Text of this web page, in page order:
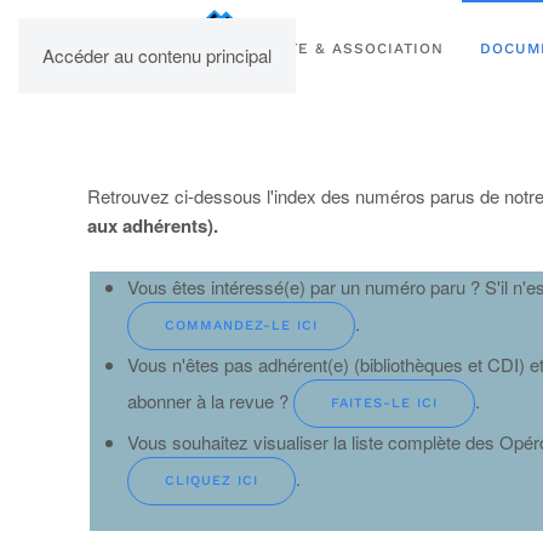
Accéder au contenu principal
UPBM SITE & ASSOCIATION
Retrouvez ci-dessous l'index des numéros parus de
aux adhérents).
Vous êtes intéressé(e) par un numéro paru ? S'il
COMMANDEZ-LE ICI
.
Vous n'êtes pas adhérent(e) (bibliothèques et CDI)
abonner à la revue ?
FAITES-LE ICI
.
Vous souhaitez visualiser la liste complète des
CLIQUEZ ICI .